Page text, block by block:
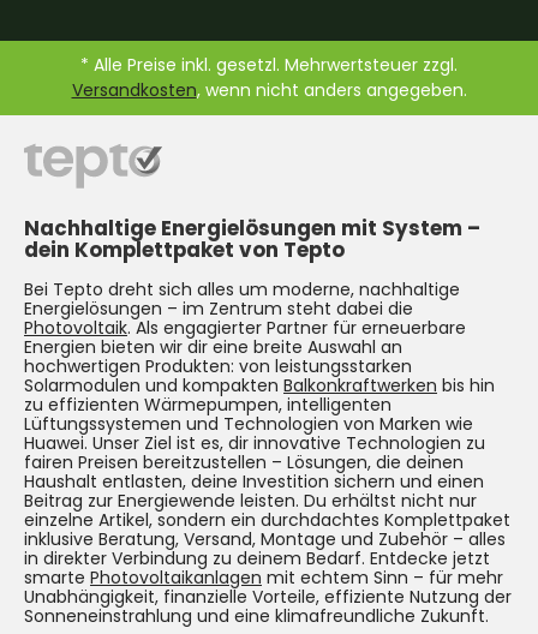
* Alle Preise inkl. gesetzl. Mehrwertsteuer zzgl.
Versandkosten, wenn nicht anders angegeben.
Nachhaltige Energielösungen mit System –
dein Komplettpaket von Tepto
Bei Tepto dreht sich alles um moderne, nachhaltige
Energielösungen – im Zentrum steht dabei die
Photovoltaik. Als engagierter Partner für erneuerbare
Energien bieten wir dir eine breite Auswahl an
hochwertigen Produkten: von leistungsstarken
Solarmodulen und kompakten Balkonkraftwerken bis hin
zu effizienten Wärmepumpen, intelligenten
Lüftungssystemen und Technologien von Marken wie
Huawei. Unser Ziel ist es, dir innovative Technologien zu
fairen Preisen bereitzustellen – Lösungen, die deinen
Haushalt entlasten, deine Investition sichern und einen
Beitrag zur Energiewende leisten. Du erhältst nicht nur
einzelne Artikel, sondern ein durchdachtes Komplettpaket
inklusive Beratung, Versand, Montage und Zubehör – alles
in direkter Verbindung zu deinem Bedarf. Entdecke jetzt
smarte Photovoltaikanlagen mit echtem Sinn – für mehr
Unabhängigkeit, finanzielle Vorteile, effiziente Nutzung der
Sonneneinstrahlung und eine klimafreundliche Zukunft.